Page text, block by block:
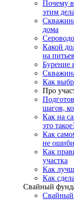
Почему
этим
дома
Какой
на
Бурение
Как
Про
шагов,
Как на
это
Как
не
Как
участка
Как
Как
Свайный
Свайный